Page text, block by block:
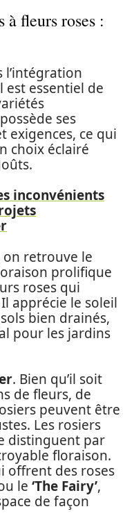
à fleurs roses :
l’intégration
est essentiel de
ses
exigences, ce qui
choix éclairé
inconvénients
on retrouve le
prolifique
roses qui
apprécie le soleil
bien drainés,
pour les jardins
. Bien qu’il soit
de fleurs, de
peuvent être
Les rosiers
distinguent par
floraison.
offrent des roses
le ‘The Fairy’,
de façon